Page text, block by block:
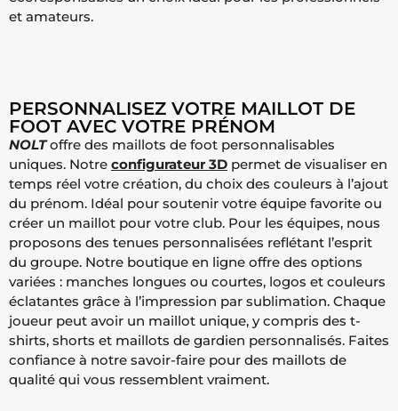
et amateurs.
PERSONNALISEZ VOTRE MAILLOT DE
FOOT AVEC VOTRE PRÉNOM
NOLToffre des maillots de foot personnalisables
uniques. Notre configurateur 3D permet de visualiser en
temps réel votre création, du choix des couleurs à l’ajout
du prénom. Idéal pour soutenir votre équipe favorite ou
créer un maillot pour votre club. Pour les équipes, nous
proposons des tenues personnalisées reflétant l’esprit
du groupe. Notre boutique en ligne offre des options
variées : manches longues ou courtes, logos et couleurs
éclatantes grâce à l’impression par sublimation. Chaque
joueur peut avoir un maillot unique, y compris des t-
shirts, shorts et maillots de gardien personnalisés. Faites
confiance à notre savoir-faire pour des maillots de
qualité qui vous ressemblent vraiment.